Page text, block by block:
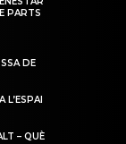
PARTS
DE
L’ESPAI
– QUÈ